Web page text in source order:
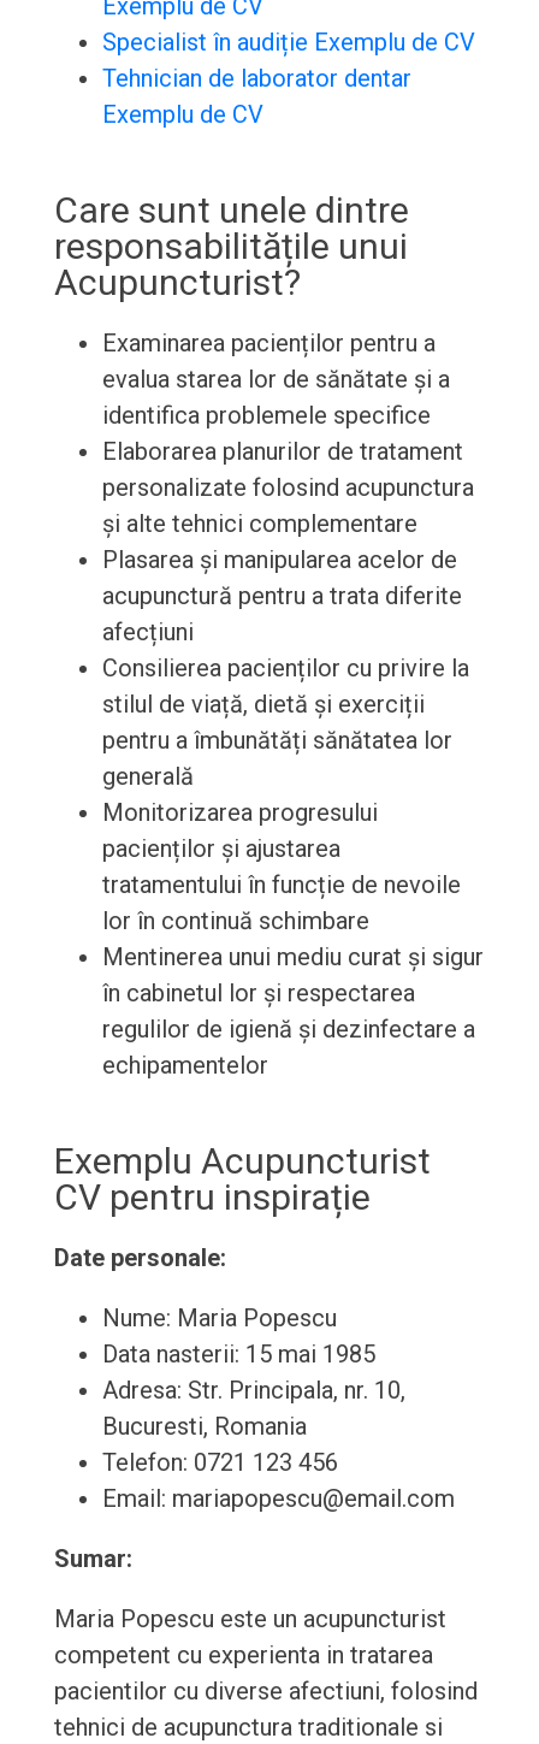
Exemplu de CV
Specialist în audiție Exemplu de CV
Tehnician de laborator dentar
Exemplu de CV
Care sunt unele dintre
responsabilitățile unui
Acupuncturist?
Examinarea pacienților pentru a
evalua starea lor de sănătate și a
identifica problemele specifice
Elaborarea planurilor de tratament
personalizate folosind acupunctura
și alte tehnici complementare
Plasarea și manipularea acelor de
acupunctură pentru a trata diferite
afecțiuni
Consilierea pacienților cu privire la
stilul de viață, dietă și exerciții
pentru a îmbunătăți sănătatea lor
generală
Monitorizarea progresului
pacienților și ajustarea
tratamentului în funcție de nevoile
lor în continuă schimbare
Mentinerea unui mediu curat și sigur
în cabinetul lor și respectarea
regulilor de igienă și dezinfectare a
echipamentelor
Exemplu Acupuncturist
CV pentru inspirație
Date personale:
Nume: Maria Popescu
Data nasterii: 15 mai 1985
Adresa: Str. Principala, nr. 10,
Bucuresti, Romania
Telefon: 0721 123 456
Email: mariapopescu@email.com
Sumar:
Maria Popescu este un acupuncturist
competent cu experienta in tratarea
pacientilor cu diverse afectiuni, folosind
tehnici de acupunctura traditionale si